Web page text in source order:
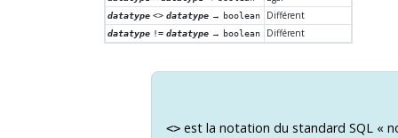
datatype <> datatype → boolean Différent
datatype != datatype → boolean Différent
<> est la notation du standard SQL «